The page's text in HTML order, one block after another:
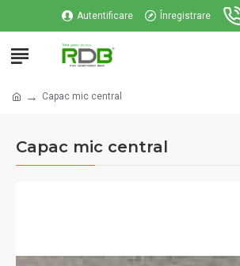
Autentificare Înregistrare
Capac mic central
Capac mic central